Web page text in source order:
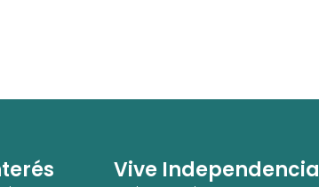
Vive Independencia